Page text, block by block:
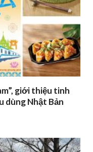
giới thiệu tinh
dùng Nhật Bản